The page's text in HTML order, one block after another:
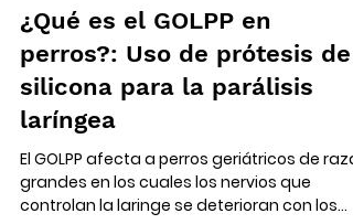
Male Pollio
25 feb 2025
3 min de lectura
¿Qué es el GOLPP en
perros?: Uso de prótesis de
silicona para la parálisis
laríngea